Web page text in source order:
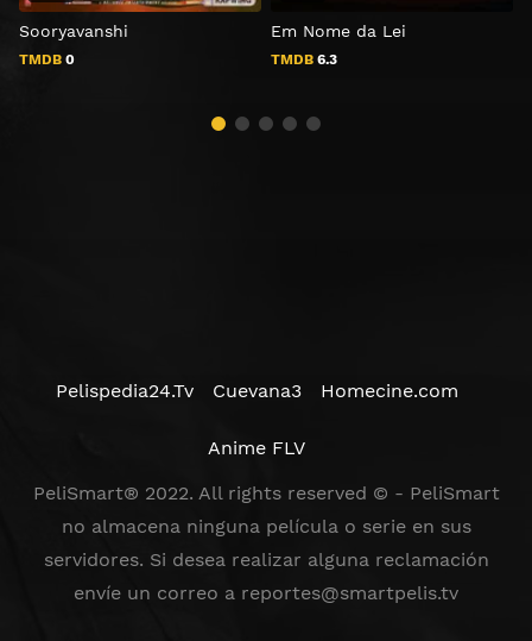
Sooryavanshi
TMDB 0
Em Nome da Lei
TMDB 6.3
Pelispedia24.Tv Cuevana3 Homecine.com
Anime FLV
PeliSmart® 2022. All rights reserved © - PeliSmart
no almacena ninguna película o serie en sus
servidores. Si desea realizar alguna reclamación
envíe un correo a reportes@smartpelis.tv